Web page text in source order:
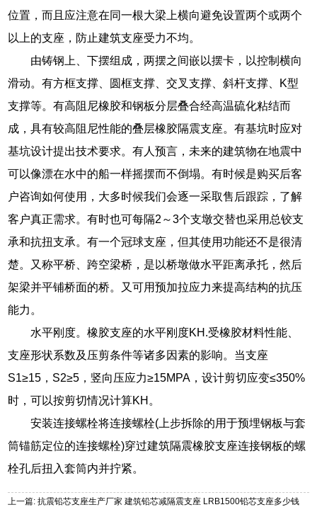
位置，而且应注意在同一根大梁上横向避免设置两个或两个
以上的支座，防止建筑支座受力不均。
由铸钢上、下摆组成，两摆之间嵌以摆卡，以控制横向
滑动。有方框支撑、圆框支撑、交叉支撑、斜杆支撑、K型
支撑等。有高阻尼橡胶和钢板分层叠合经高温硫化粘结而
成，具有较高阻尼性能的叠层橡胶隔震支座。有基坑时应对
基坑设计提出技术要求。有人预言，未来的建筑物在地震中
可以像漂在水中的船一样摇摆而不倒塌。有时候是购买后客
户咨询如何使用，大多时候我们会逐一采取售后跟踪，了解
客户真正需求。有时也可每隔2～3个支墩交替也采用总铰支
承和抗扭支承。有一个冠球支座，但其使用功能还不是很清
楚。又称平桥、跨空梁桥，是以桥墩做水平距离承托，然后
架梁并平铺桥面的桥。又可用预加拉应力来提高结构的抗压
能力。
水平刚度。橡胶支座的水平刚度KH.受橡胶材料性能、
支座形状系数及压剪条件等诸多因素的影响。当支座
S1≥15，S2≥5，竖向压应力≥15MPA，设计剪切应变≤350%
时，可以按剪切情况计算KH。
安装连接螺栓将连接螺栓(上步拆除的用于预埋钢板与套
筒锚筋定位的连接螺栓)穿过建筑隔震橡胶支座连接钢板的螺
栓孔后扭入套筒内并拧紧。
上一篇: 抗震铅芯支座生产厂家 建筑铅芯减隔震支座 LRB1500铅芯支座多少钱